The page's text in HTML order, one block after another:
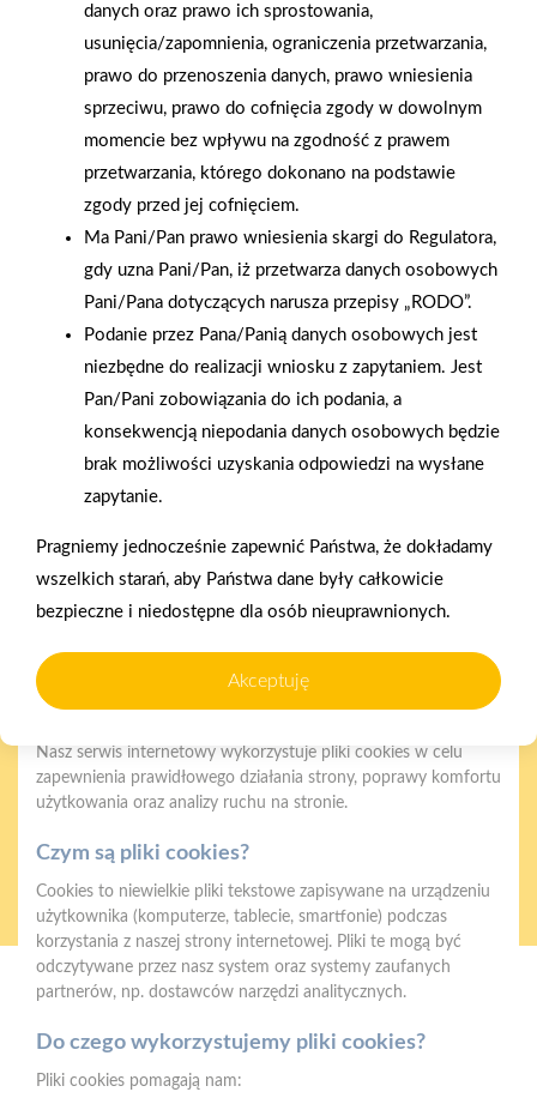
2025-12-31
Otwarcie sklepu PSB
Mrówka w Wyrzysku
naszych produktów
ratalnym
telefoniczne
na terenie całej Polski
Mrówka Myszków
Telefon:34 343 02 01, 607 444 559
danych oraz prawo ich sprostowania,
usunięcia/zapomnienia, ograniczenia przetwarzania,
prawo do przenoszenia danych, prawo wniesienia
sprzeciwu, prawo do cofnięcia zgody w dowolnym
momencie bez wpływu na zgodność z prawem
przetwarzania, którego dokonano na podstawie
zgody przed jej cofnięciem.
Ma Pani/Pan prawo wniesienia skargi do Regulatora,
gdy uzna Pani/Pan, iż przetwarza danych osobowych
Pani/Pana dotyczących narusza przepisy „RODO”.
Podanie przez Pana/Panią danych osobowych jest
niezbędne do realizacji wniosku z zapytaniem. Jest
Pan/Pani zobowiązania do ich podania, a
konsekwencją niepodania danych osobowych będzie
brak możliwości uzyskania odpowiedzi na wysłane
zapytanie.
Pragniemy jednocześnie zapewnić Państwa, że dokładamy
wszelkich starań, aby Państwa dane były całkowicie
bezpieczne i niedostępne dla osób nieuprawnionych.
Akceptuję
Polityka plików cookies
Nasz serwis internetowy wykorzystuje pliki cookies w celu
zapewnienia prawidłowego działania strony, poprawy komfortu
użytkowania oraz analizy ruchu na stronie.
Czym są pliki cookies?
Cookies to niewielkie pliki tekstowe zapisywane na urządzeniu
użytkownika (komputerze, tablecie, smartfonie) podczas
korzystania z naszej strony internetowej. Pliki te mogą być
odczytywane przez nasz system oraz systemy zaufanych
partnerów, np. dostawców narzędzi analitycznych.
Do czego wykorzystujemy pliki cookies?
Pliki cookies pomagają nam: